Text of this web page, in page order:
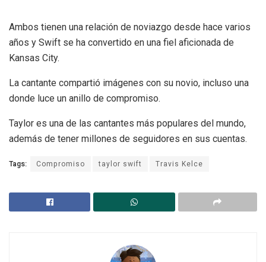
Ambos tienen una relación de noviazgo desde hace varios
años y Swift se ha convertido en una fiel aficionada de
Kansas City.
La cantante compartió imágenes con su novio, incluso una
donde luce un anillo de compromiso.
Taylor es una de las cantantes más populares del mundo,
además de tener millones de seguidores en sus cuentas.
Tags: Compromiso taylor swift Travis Kelce